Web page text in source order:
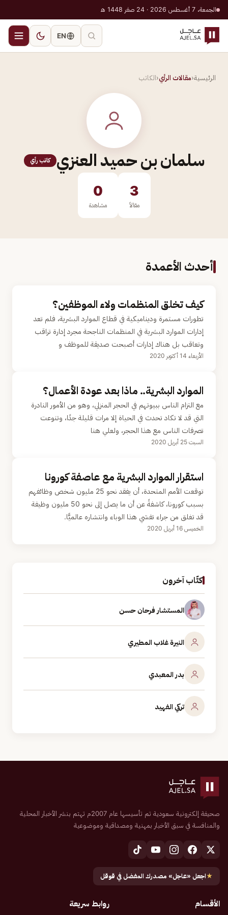
الجمعة، 7 أغسطس 2026 · 24 صفر 1448 هـ
EN
الرئيسية‹مقالات الرأي‹الكاتب
سلمان بن حميد العنزي كاتب رأي
3
مقالاً
0
مشاهدة
أحدث الأعمدة
كيف تخلق المنظمات ولاء الموظفين؟
تطورات مستمرة وديناميكية في قطاع الموارد البشرية، فلم تعد
إدارات الموارد البشرية في المنظمات الناجحة مجرد إدارة تراقب
وتعاقب بل هناك إدارات أصبحت صديقة للموظف و
الأربعاء 14 أكتوبر 2020
الموارد البشرية.. ماذا بعد عودة الأعمال؟
مع التزام الناس ببيوتهم في الحجر المنزلي، وهو من الأمور النادرة
التي قد لا تكاد تحدث في الحياة إلا مرات قليلة جدًا، وتنوعت
تصرفات الناس مع هذا الحجر، ولعلي هنا
السبت 25 أبريل 2020
استقرار الموارد البشرية مع عاصفة كورونا
توقعت الأمم المتحدة، أن يفقد نحو 25 مليون شخص وظائفهم
بسبب كورونا، كاشفةً عن أن ما يصل إلى نحو 50 مليون وظيفة
قد تغلق من جراء تفشي هذا الوباء وانتشاره عالميًّا.
الخميس 16 أبريل 2020
كتّاب آخرون
المستشار فرحان حسن
النيرة غلاب المطيري
بدر المعبدي
تركي الفهيد
صحيفة إلكترونية سعودية تم تأسيسها عام 2007م تهتم بنشر الأخبار المحلية
والمنافسة في سبق الأخبار بمهنية ومصداقية وموضوعية
★اجعل «عاجل» مصدرك المفضل في قوقل
الأقسام روابط سريعة